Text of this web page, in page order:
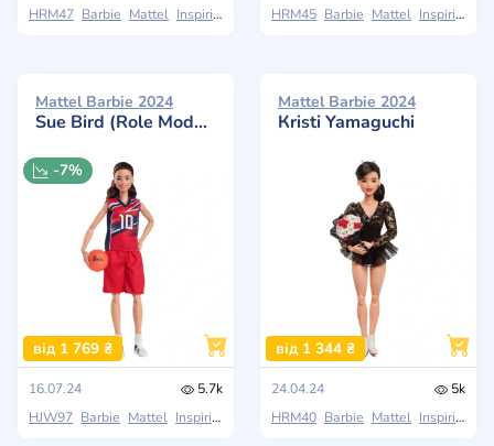
HRM47 Barbie Mattel Inspiring Women
HRM45 Barbie Mattel Inspiring Women
Mattel Barbie 2024
Sue Bird (Role Models)
-7%
від 1 769 ₴
16.07.24
5.7k
HJW97 Barbie Mattel Inspiring Women
Mattel Barbie 2024
Кristi Yamaguchi
від 1 344 ₴
24.04.24
5k
HRM40 Barbie Mattel Inspiring Women